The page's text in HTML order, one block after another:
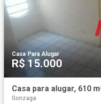
Casa· Para Alugar
R$ 15.000
Gonzaga